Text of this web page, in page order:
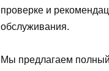
проверке и
обслуживания.
Мы предлагаем полный